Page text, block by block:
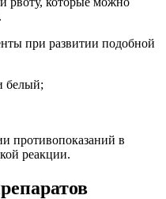
при развитии подобной
белый;
противопоказаний в
реакции.